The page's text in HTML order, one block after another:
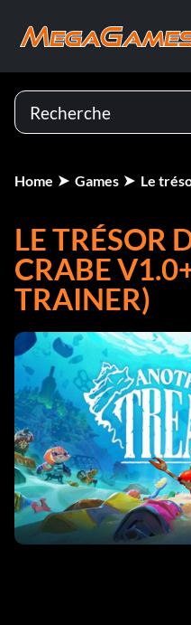
Home Games Le
LE TRÉSOR
CRABE
TRAINER)